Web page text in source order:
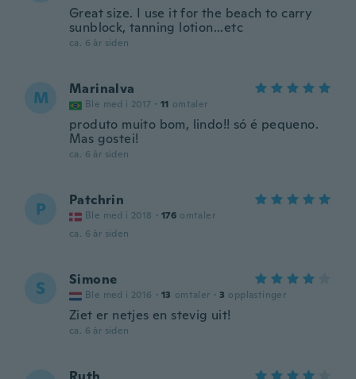
Great size. I use it for the beach to carry
sunblock, tanning lotion...etc
ca. 6 år siden
M Marinalva
Ble med i 2017 · 11 omtaler
produto muito bom, lindo!! só é pequeno.
Mas gostei!
ca. 6 år siden
P Patchrin
Ble med i 2018 · 176 omtaler
ca. 6 år siden
S Simone
Ble med i 2016 · 13 omtaler · 3 opplastinger
Ziet er netjes en stevig uit!
ca. 6 år siden